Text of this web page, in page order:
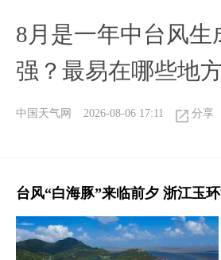
8月是一年中台风
强？最易在哪些地
中国天气网 2026-08-06 17:11 分享
台风“白海豚”来临前夕 浙江玉